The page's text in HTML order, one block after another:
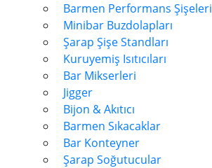
Barmen Performans Şişeleri
Minibar Buzdolapları
Şarap Şişe Standları
Kuruyemiş Isıtıcıları
Bar Mikserleri
Jigger
Bijon & Akıtıcı
Barmen Sıkacaklar
Bar Konteyner
Şarap Soğutucular